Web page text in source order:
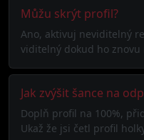
Můžu skrýt profil?
Ano, aktivuj neviditelný
viditelný dokud ho znovu
Jak zvýšit šance na
Doplň profil na 100%,
Ukaž že jsi četl profil